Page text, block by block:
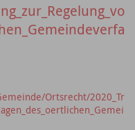
Ortsrecht/2020_Tr